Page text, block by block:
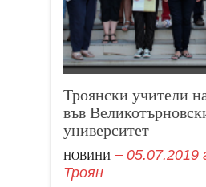
Троянски учители
във
университет
НОВИНИ 05.07.2019
Троян